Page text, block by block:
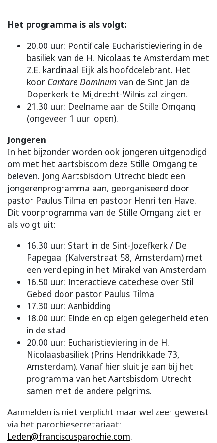
Het programma is als volgt:
20.00 uur: Pontificale Eucharistieviering in de
basiliek van de H. Nicolaas te Amsterdam met
Z.E. kardinaal Eijk als hoofdcelebrant. Het
koor Cantare Dominum van de Sint Jan de
Doperkerk te Mijdrecht-Wilnis zal zingen.
21.30 uur: Deelname aan de Stille Omgang
(ongeveer 1 uur lopen).
Jongeren
In het bijzonder worden ook jongeren uitgenodigd
om met het aartsbisdom deze Stille Omgang te
beleven. Jong Aartsbisdom Utrecht biedt een
jongerenprogramma aan, georganiseerd door
pastor Paulus Tilma en pastoor Henri ten Have.
Dit voorprogramma van de Stille Omgang ziet er
als volgt uit:
16.30 uur: Start in de Sint-Jozefkerk / De
Papegaai (Kalverstraat 58, Amsterdam) met
een verdieping in het Mirakel van Amsterdam
16.50 uur: Interactieve catechese over Stil
Gebed door pastor Paulus Tilma
17.30 uur: Aanbidding
18.00 uur: Einde en op eigen gelegenheid eten
in de stad
20.00 uur: Eucharistieviering in de H.
Nicolaasbasiliek (Prins Hendrikkade 73,
Amsterdam). Vanaf hier sluit je aan bij het
programma van het Aartsbisdom Utrecht
samen met de andere pelgrims.
Aanmelden is niet verplicht maar wel zeer gewenst
via het parochiesecretariaat:
Leden@franciscusparochie.com.